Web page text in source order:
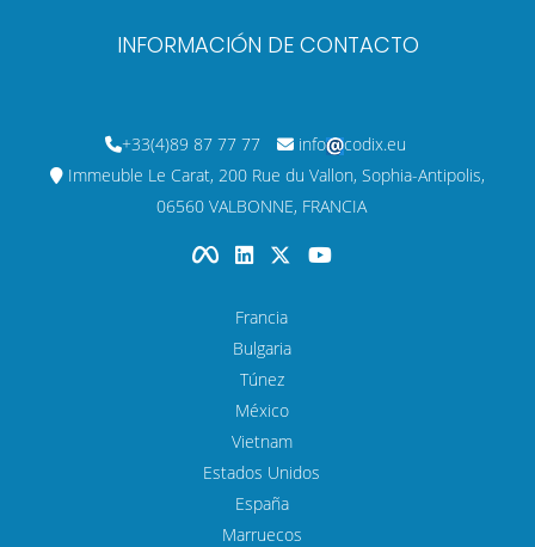
INFORMACIÓN DE CONTACTO
+33(4)89 87 77 77 info
codix.eu
Immeuble Le Carat, 200 Rue du Vallon, Sophia-Antipolis,
06560 VALBONNE, FRANCIA
Francia
Bulgaria
Тúnez
México
Vietnam
Estados Unidos
España
Marruecos